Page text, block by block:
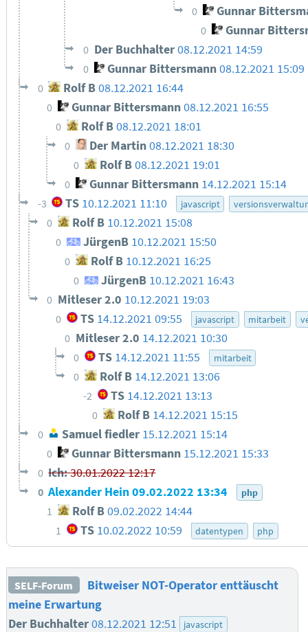
0 Gunnar
0 Gunnar
0 Der Buchhalter08.12.2021 14:59
0 Gunnar Bittersmann08.12.2021 15:09
0 Rolf B08.12.2021 16:44
0 Gunnar Bittersmann 08.12.2021 16:55
0 Rolf B 08.12.2021 18:01
0 Der Martin08.12.2021 18:30
0 Rolf B08.12.2021 19:01
0 Gunnar Bittersmann 14.12.2021 15:14
-3 TS 10.12.2021 11:10 javascript
0 Rolf B 10.12.2021 15:08
0 JürgenB 10.12.2021 15:50
0 Rolf B 10.12.2021 16:25
0 JürgenB 10.12.2021 16:43
0 Mitleser 2.0 10.12.2021 19:03
0 TS 14.12.2021 09:55 javascript mitarbeit
0 Mitleser 2.0 14.12.2021 10:30
0 TS 14.12.2021 11:55 mitarbeit
0 Rolf B 14.12.2021 13:06
-2 TS 14.12.2021 13:13
0 Rolf B 14.12.2021 15:15
0 Samuel fiedler 15.12.2021 15:14
0 Gunnar Bittersmann 15.12.2021 15:33
0 Ich:30.01.2022 12:17
0 Alexander Hein09.02.2022 13:34 php
1 Rolf B09.02.2022 14:44
1 TS 10.02.2022 10:59 datentypen php
SELF-Forum
Bitweiser NOT-Operator enttäuscht
meine Erwartung
Der Buchhalter08.12.2021 12:51 javascript